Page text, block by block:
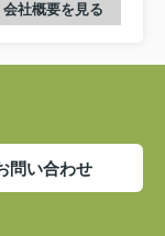
会社概要を見る
問い合わせ